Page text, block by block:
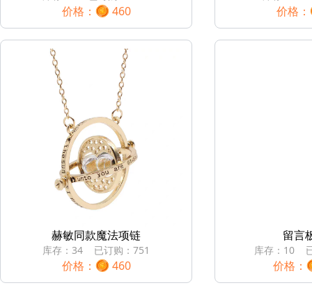
价格： 460 价格：
赫敏同款魔法项链
库存： 34 已订购： 751
价格： 460
留言
库存： 10
价格：